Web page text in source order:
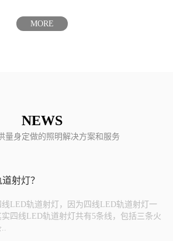
MORE
NEWS
量身定做的照明解决方案和服务
射灯？
LED轨道射灯，因为四线LED轨道射灯一
四线LED轨道射灯共有5条线，包括三条火